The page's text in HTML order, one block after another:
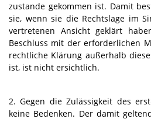
zustande gekommen ist. Damit
sie, wenn sie die Rechtslage im
vertretenen Ansicht geklärt
Beschluss mit der erforderlichen
rechtliche Klärung außerhalb
ist, ist nicht ersichtlich.
2. Gegen die Zulässigkeit des
keine Bedenken. Der damit